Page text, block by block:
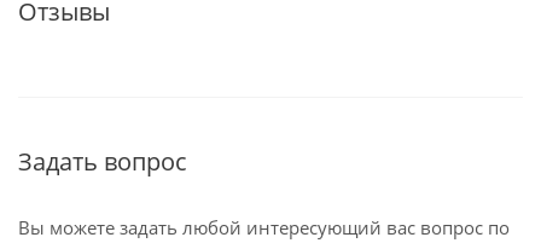
Отзывы
Задать вопрос
Вы можете задать любой интересующий вас вопрос по